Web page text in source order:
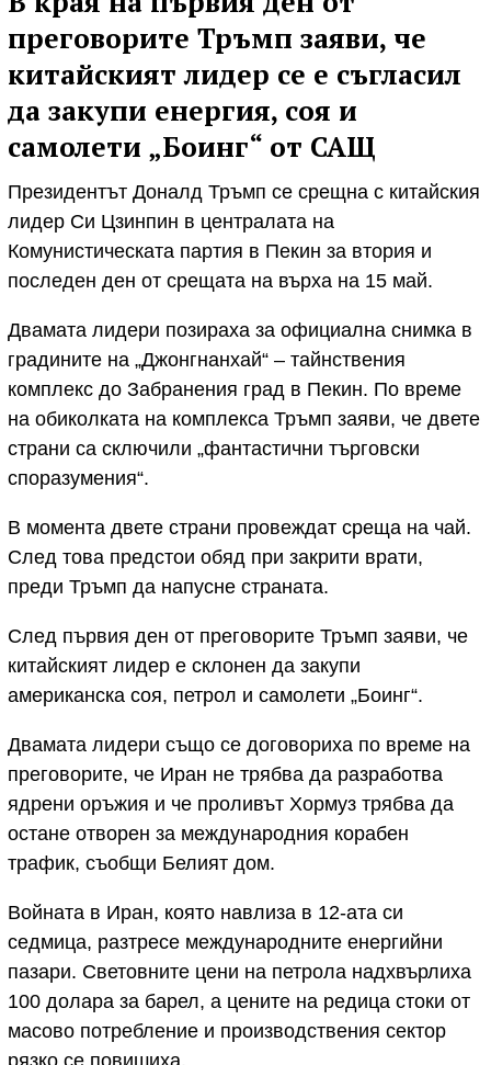
преговорите Тръмп заяви, че
китайският лидер се е съгласил
да закупи енергия, соя и
самолети „Боинг“ от САЩ
Президентът Доналд Тръмп се срещна с китайския
лидер Си Цзинпин в централата на
Комунистическата партия в Пекин за втория и
последен ден от срещата на върха на 15 май.
Двамата лидери позираха за официална снимка в
градините на „Джонгнанхай“ – тайнствения
комплекс до Забранения град в Пекин. По време
на обиколката на комплекса Тръмп заяви, че двете
страни са сключили „фантастични търговски
споразумения“.
В момента двете страни провеждат среща на чай.
След това предстои обяд при закрити врати,
преди Тръмп да напусне страната.
След първия ден от преговорите Тръмп заяви, че
китайският лидер е склонен да закупи
американска соя, петрол и самолети „Боинг“.
Двамата лидери също се договориха по време на
преговорите, че Иран не трябва да разработва
ядрени оръжия и че проливът Хормуз трябва да
остане отворен за международния корабен
трафик, съобщи Белият дом.
Войната в Иран, която навлиза в 12-ата си
седмица, разтресе международните енергийни
пазари. Световните цени на петрола надхвърлиха
100 долара за барел, а цените на редица стоки от
масово потребление и производствения сектор
рязко се повишиха.